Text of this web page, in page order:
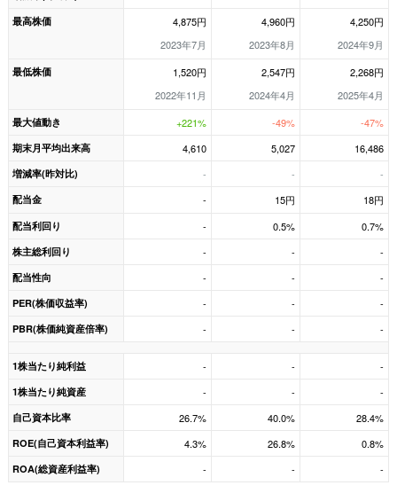
最高株価
4,875円
2023年7月
4,960円
2023年8月
4,250円
2024年9月
最低株価
1,520円
2022年11月
2,547円
2024年4月
2,268円
2025年4月
最大値動き +221% -49% -47%
期末月平均出来高 4,610 5,027 16,486
増減率(昨対比) - - -
配当金 - 15円 18円
配当利回り - 0.5% 0.7%
株主総利回り - - -
配当性向 - - -
PER(株価収益率) - - -
PBR(株価純資産倍率) - - -
1株当たり純利益 - - -
1株当たり純資産 - - -
自己資本比率 26.7% 40.0% 28.4%
ROE(自己資本利益率) 4.3% 26.8% 0.8%
ROA(総資産利益率) - - -